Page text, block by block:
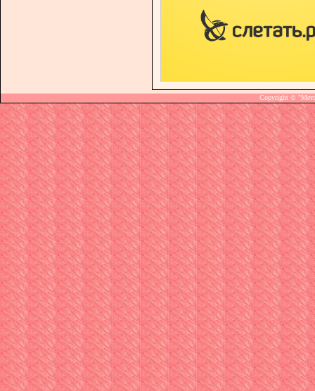
Copyright ©